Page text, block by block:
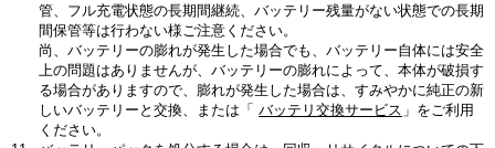
管、フル充電状態の長期間継続、バッテリー残量がない状態での長期
間保管等は行わない様ご注意ください。
尚、バッテリーの膨れが発生した場合でも、バッテリー自体には安全
上の問題はありませんが、バッテリーの膨れによって、本体が破損す
る場合がありますので、膨れが発生した場合は、すみやかに純正の新
しいバッテリーと交換、または「 バッテリ交換サービス 」をご利用
ください。